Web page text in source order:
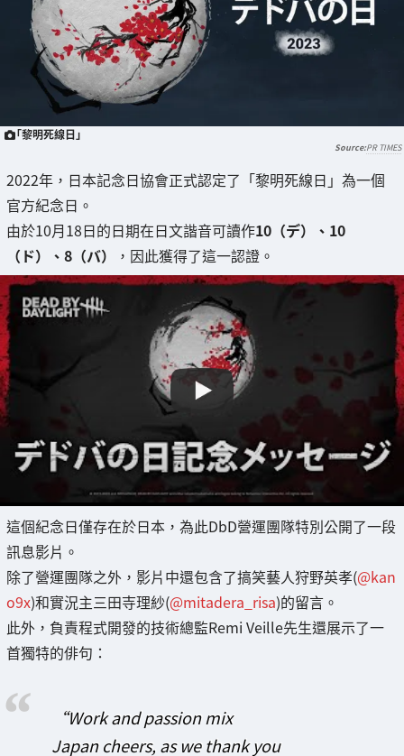
「黎明死線日」
PR TIMES
2022年，日本記念日協會正式認定了「黎明死線日」為一個
官方紀念日。
由於10月18日的日期在日文諧音可讀作10（デ）、10
（ド）、8（バ）
，因此獲得了這一認證。
這個紀念日僅存在於日本，為此DbD營運團隊特別公開了一段
訊息影片。
除了營運團隊之外，影片中還包含了搞笑藝人狩野英孝(@kan
o9x)和實況主三田寺理紗(@mitadera_risa)的留言。
此外，負責程式開發的技術總監Remi Veille先生還展示了一
首獨特的俳句：
“Work and passion mix
Japan cheers, as we thank you